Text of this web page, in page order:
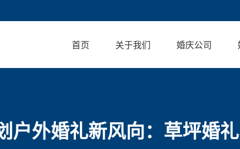
首页 关于我们 婚庆公司
户外婚礼新风向：草坪婚